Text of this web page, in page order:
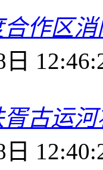
作区
古运